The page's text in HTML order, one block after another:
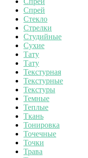
Спрей
Стекло
Стрелки
Студийные
Сухие
Тату
Тату
Текстурная
Текстурные
Текстуры
Темные
Теплые
Ткань
Тонировка
Точечные
Точки
Трава